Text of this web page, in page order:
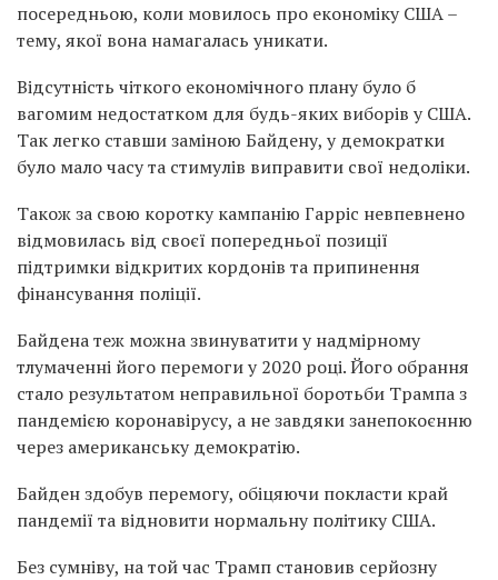
посередньою, коли мовилось про економіку США –
тему, якої вона намагалась уникати.
Відсутність чіткого економічного плану було б
вагомим недостатком для будь-яких виборів у США.
Так легко ставши заміною Байдену, у демократки
було мало часу та стимулів виправити свої недоліки.
Також за свою коротку кампанію Гарріс невпевнено
відмовилась від своєї попередньої позиції
підтримки відкритих кордонів та припинення
фінансування поліції.
Байдена теж можна звинуватити у надмірному
тлумаченні його перемоги у 2020 році. Його обрання
стало результатом неправильної боротьби Трампа з
пандемією коронавірусу, а не завдяки занепокоєнню
через американську демократію.
Байден здобув перемогу, обіцяючи покласти край
пандемії та відновити нормальну політику США.
Без сумніву, на той час Трамп становив серйозну